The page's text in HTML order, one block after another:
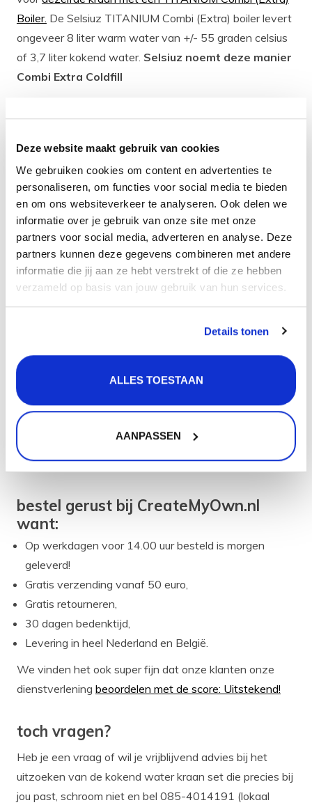
Deze website maakt gebruik van cookies
We gebruiken cookies om content en advertenties te
personaliseren, om functies voor social media te bieden
en om ons websiteverkeer te analyseren. Ook delen we
informatie over je gebruik van onze site met onze
partners voor social media, adverteren en analyse. Deze
partners kunnen deze gegevens combineren met andere
informatie die jij aan ze hebt verstrekt of die ze hebben
verzameld op basis van jouw gebruik van hun services.
Details tonen
ALLES TOESTAAN
AANPASSEN
Boiler. De Selsiuz TITANIUM Combi (Extra) boiler levert
ongeveer 8 liter warm water van +/- 55 graden celsius
of 3,7 liter kokend water. Selsiuz noemt deze manier
Combi Extra Coldfill
Heb je wel een warm water leiding en je wilt deze
beschikking te hebben overdirect en'onbeperkt'
warm water kies dan niet voor een Selsiuz TITANIUM
Single boiler maar voordezelfde kraan met de Selsiuz
Selsiuz noemt deze
manier Combi Extra Hotfill
wat zit er in het pakket?
De gekozen boiler + toebehoren,
Een duidelijke Selsiuz installatiehandleiding,
installatiehandleiding.
Kortom een compleet pakket zodat jij je Selsiuz kokend
water kraan set professioneel en snel kunt aansluiten!
bestel gerust bij CreateMyOwn.nl
want:
Op werkdagen voor 14.00 uur besteld is morgen
geleverd!
Gratis verzending vanaf 50 euro,
Gratis retourneren,
30 dagen bedenktijd,
Levering in heel Nederland en België.
We vinden het ook super fijn dat onze klanten onze
dienstverlening beoordelen met de score: Uitstekend!
toch vragen?
Heb je een vraag of wil je vrijblijvend advies bij het
uitzoeken van de kokend water kraan set die precies bij
jou past, schroom niet en bel 085-4014191 (lokaal